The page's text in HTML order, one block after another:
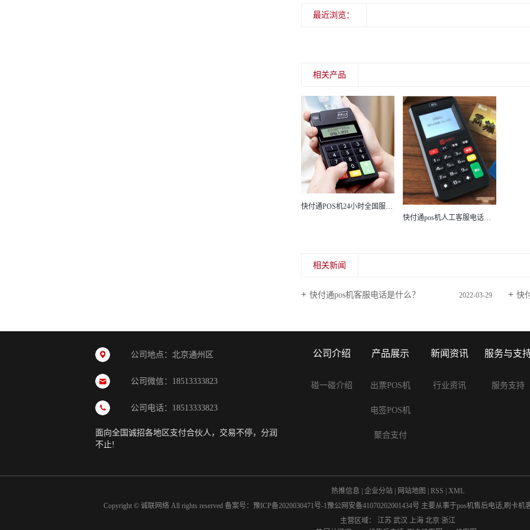
最近浏览：
相关产品
快付通POS机24小时全国服务热线是多少？
快付通pos机人工客服电话是什么？
相关新闻
快付通pos机客服电话是什么？ 2022-03-29 快
公司地点：北京通州区
公司微信：18513333823
公司电话：18513333823
面向全国诚招各地区支付合伙人，交易不停，分润
不止!
公司介绍
碰一碰介绍
产品展示
出票POS机
电签POS机
聚合支付
新闻资讯
行业资讯
服务与支
服务支持
热推信息 企业分站| 网站地图 RSS
XML
Copyright © 诚联网络 All rights reserved 备案号： 豫ICP备2020030471号-1豫公网安备41070202001434号 主要从事于pos机售后电话,刷卡机
主营区域：
江苏 武汉 上海 北京 浙江